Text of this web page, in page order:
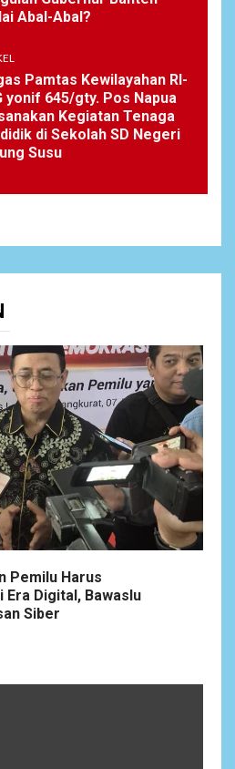
Abal-Abal?
Pamtas Kewilayahan RI-
yonif 645/gty. Pos Napua
Kegiatan Tenaga
di Sekolah SD Negeri
Susu
Pemilu Harus
Digital, Bawaslu
Siber